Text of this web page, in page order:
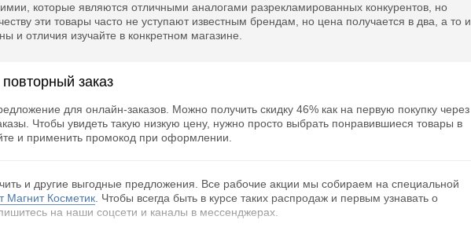
которые являются отличными аналогами разрекламированных конкурентов, но
эти товары часто не уступают известным брендам, но цена получается в два, а то и
и отличия изучайте в конкретном магазине.
заказ
для онлайн-заказов. Можно получить скидку 46% как на первую покупку через
Чтобы увидеть такую низкую цену, нужно просто выбрать понравившиеся товары в
и применить промокод при оформлении.
и другие выгодные предложения. Все рабочие акции мы собираем на специальной
Магнит Косметик . Чтобы всегда быть в курсе таких распродаж и первым узнавать о
на наши соцсети и каналы в мессенджерах.